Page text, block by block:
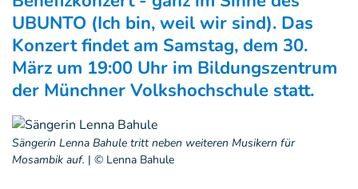
UBUNTO (Ich bin, weil wir sind). Das
Konzert findet am Samstag, dem 30.
März um 19:00 Uhr im Bildungszentrum
der Münchner Volkshochschule statt.
Sängerin Lenna Bahule tritt neben weiteren Musikern für
Mosambik auf. | © Lenna Bahule